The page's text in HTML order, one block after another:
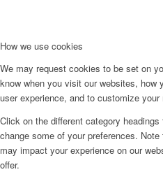
How we use cookies
We may request cookies to be set on
know when you visit our websites, how
user experience, and to customize
Click on the different category
change some of your preferences.
may impact your experience on our
offer.